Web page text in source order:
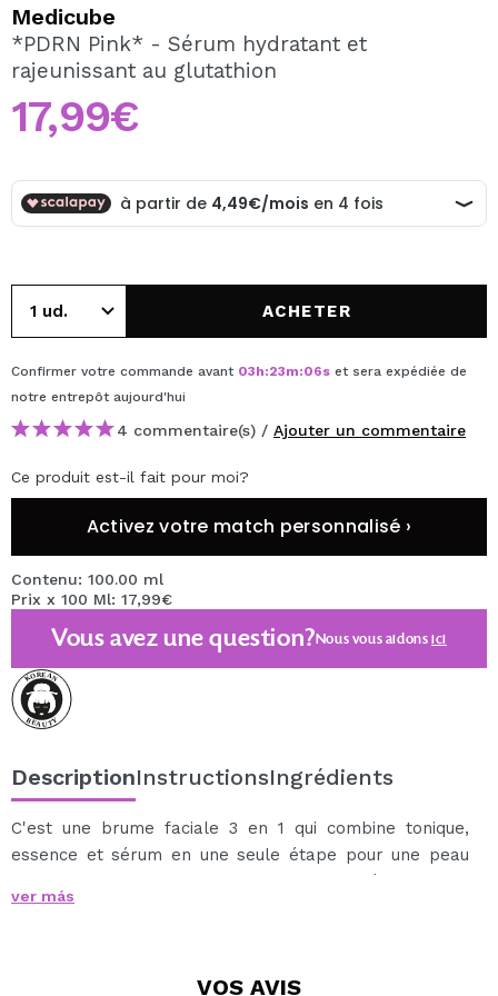
En créant un compte sur Maquibeauty.fr vous pourrez
effectuer vos achats rapidement, vérifier l'état de vos
Medicube
*PDRN Pink* - Sérum hydratant et
rajeunissant au glutathion
17,99€
ACHETER
Confirmer votre commande avant 03h:23m:05s et sera expédiée de
notre entrepôt aujourd'hui
4 commentaire(s) / Ajouter un commentaire
Ce produit est-il fait pour moi?
Activez votre match personnalisé ›
Contenu: 100.00 ml
Prix x 100 Ml: 17,99€
Vous avez une question?Nous vous aidonsici
DescriptionInstructionsIngrédients
C'est une brume faciale 3 en 1 qui combine tonique,
essence et sérum en une seule étape pour une peau
visiblement plus lumineuse, plus hydratée et plus
ferme.
complexe peptidique pour stimuler le renouvellement
ver más
VOS AVIS